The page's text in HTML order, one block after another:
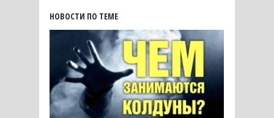
НОВОСТИ ПО ТЕМЕ